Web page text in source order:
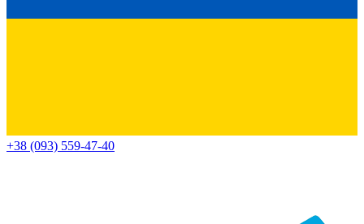
+38 (093) 559-47-40